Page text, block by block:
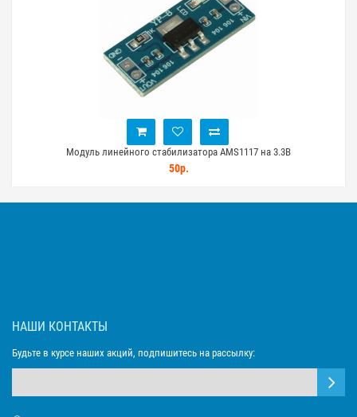
Модуль линейного стабилизатора AMS1117 на 3.3В
50р.
НАШИ КОНТАКТЫ
Будьте в курсе наших акций, подпишитесь на рассылку: